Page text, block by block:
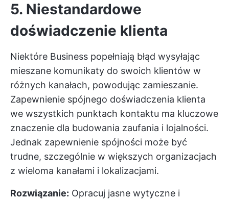
5. Niestandardowe
doświadczenie klienta
Niektóre Business popełniają błąd wysyłając
mieszane komunikaty do swoich klientów w
różnych kanałach, powodując zamieszanie.
Zapewnienie spójnego doświadczenia klienta
we wszystkich punktach kontaktu ma kluczowe
znaczenie dla budowania zaufania i lojalności.
Jednak zapewnienie spójności może być
trudne, szczególnie w większych organizacjach
z wieloma kanałami i lokalizacjami.
Rozwiązanie: Opracuj jasne wytyczne i